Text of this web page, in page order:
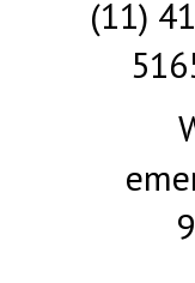
(11)